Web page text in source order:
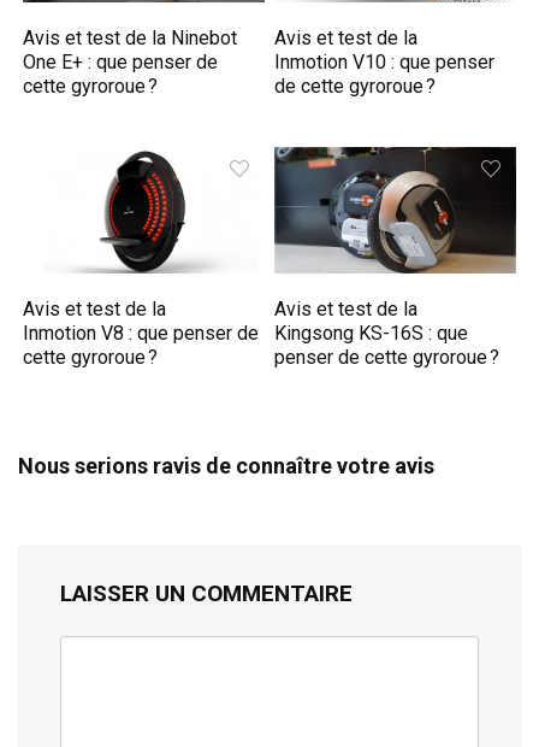
Avis et test de la Ninebot
One E+ : que penser de
cette gyroroue ?
Avis et test de la
Inmotion V10 : que penser
de cette gyroroue ?
Avis et test de la
Inmotion V8 : que penser de
cette gyroroue ?
Avis et test de la
Kingsong KS-16S : que
penser de cette gyroroue ?
Nous serions ravis de connaître votre avis
LAISSER UN COMMENTAIRE